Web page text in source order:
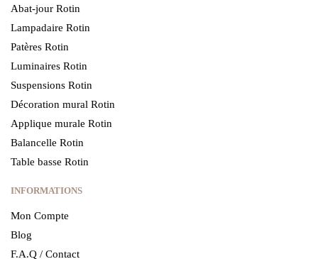
Abat-jour Rotin
Lampadaire Rotin
Patères Rotin
Luminaires Rotin
Suspensions Rotin
Décoration mural Rotin
Applique murale Rotin
Balancelle Rotin
Table basse Rotin
INFORMATIONS
Mon Compte
Blog
F.A.Q / Contact